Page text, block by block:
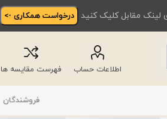
لینک مقابل کلیک کنید درخواست همکاری ->
اطلاعات حساب فهرست مقایسه ها
فروشندگان